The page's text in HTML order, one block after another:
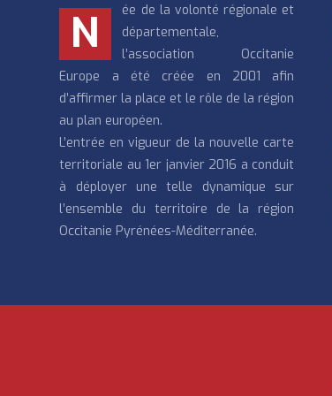
N
ée de la volonté régionale et
départementale,
l’association Occitanie
Europe a été créée en 2001 afin
d’affirmer la place et le rôle de la région
au plan européen.
L’entrée en vigueur de la nouvelle carte
territoriale au 1er janvier 2016 a conduit
à déployer une telle dynamique sur
l’ensemble du territoire de la région
Occitanie Pyrénées-Méditerranée.